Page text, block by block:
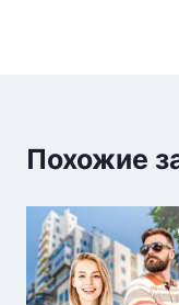
Похожие